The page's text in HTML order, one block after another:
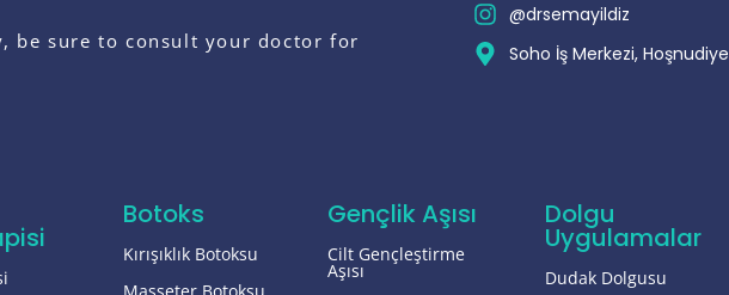
be sure to consult your doctor for
@drsemayildiz
Soho İş Merkezi,
Botoks
Kırışıklık Botoksu
Gençlik Aşısı
Cilt Gençleştirme
Aşısı
Dolgu
Uygulamalar
Dudak Dolgusu